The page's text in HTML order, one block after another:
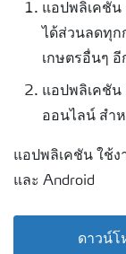
แอปพลิเคชัน
ได้ส่วนลดทุ
เกษตรอื่นๆ
แอปพลิเคชัน
ออนไลน์ สำ
แอปพลิเคชัน ใช้ง
และ Android
ดาวน์โ